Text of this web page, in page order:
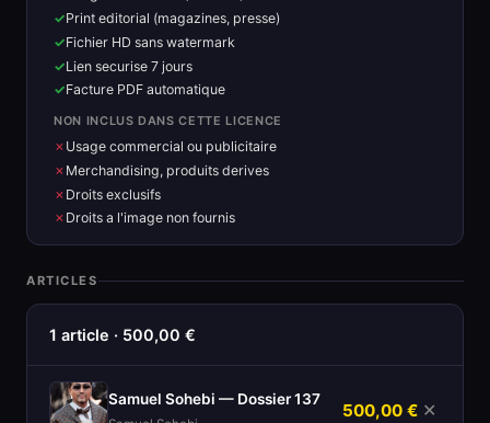
Print editorial (magazines, presse)
Fichier HD sans watermark
Lien securise 7 jours
Facture PDF automatique
NON INCLUS DANS CETTE LICENCE
Usage commercial ou publicitaire
Merchandising, produits derives
Droits exclusifs
Droits a l'image non fournis
ARTICLES
1 article · 500,00 €
Samuel Sohebi — Dossier 137
500,00 € ✕